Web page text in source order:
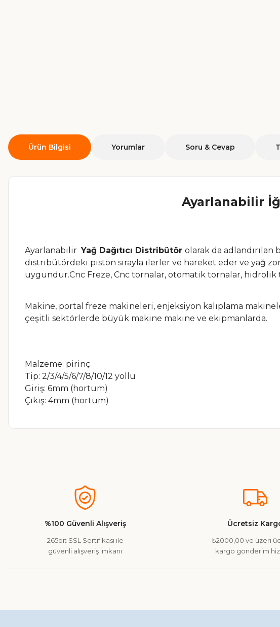
Ürün Bilgisi Yorumlar Soru & Cevap
Ayarlanabilir
Ayarlanabilir Yağ Dağıtıcı Distribütör olarak da adlandırılan
distribütördeki piston sırayla ilerler ve hareket eder ve yağ
uygundur.Cnc Freze, Cnc tornalar, otomatik tornalar,
Makine, portal freze makineleri, enjeksiyon kalıplama
çeşitli sektörlerde büyük makine makine ve ekipmanlarda.
Malzeme: pirinç
Tip: 2/3/4/5/6/7/8/10/12 yollu
Giriş: 6mm (hortum)
Çıkış: 4mm (hortum)
Ürün resmi kalitesiz, bozuk veya görüntülenemiyor.
Ürün bilgilerinde hatalar bulunuyor.
Ürün fiyatı diğer sitelerden daha pahalı.
%100 Güvenli Alışveriş
265bit SSL Sertifikası ile
güvenli alışveriş imkanı
Ücretsiz
₺2000,00 ve üzeri
kargo gönderim